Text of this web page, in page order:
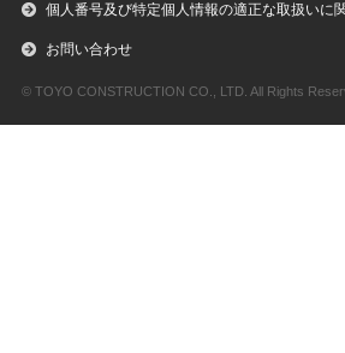
個人番号及び特定個人情報の適正な取扱いに
お問い合わせ
© TOYO CONSTRUCTION CO., LTD. All Rights